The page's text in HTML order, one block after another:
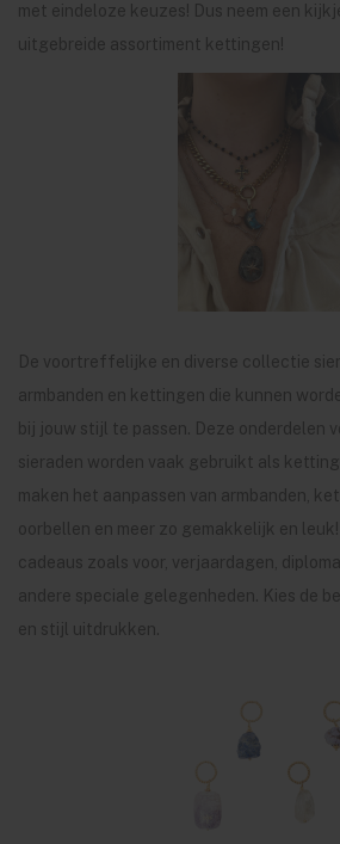
met eindeloze keuzes! Dus neem een
uitgebreide assortiment kettingen!
De voortreffelijke en diverse collectie
armbanden en kettingen die kunnen
bij jouw stijl te passen. Deze onderdelen
sieraden worden vaak gebruikt als
maken het aanpassen van armbanden,
oorbellen en meer zo gemakkelijk en
cadeaus zoals voor, verjaardagen,
andere speciale gelegenheden. Kies de
en stijl uitdrukken.